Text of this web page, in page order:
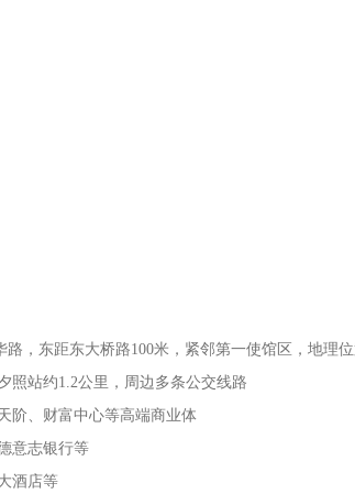
，东距东大桥路100米，紧邻第一使馆区，地理位
照站约1.2公里，周边多条公交线路
阶、财富中心等高端商业体
意志银行等
酒店等